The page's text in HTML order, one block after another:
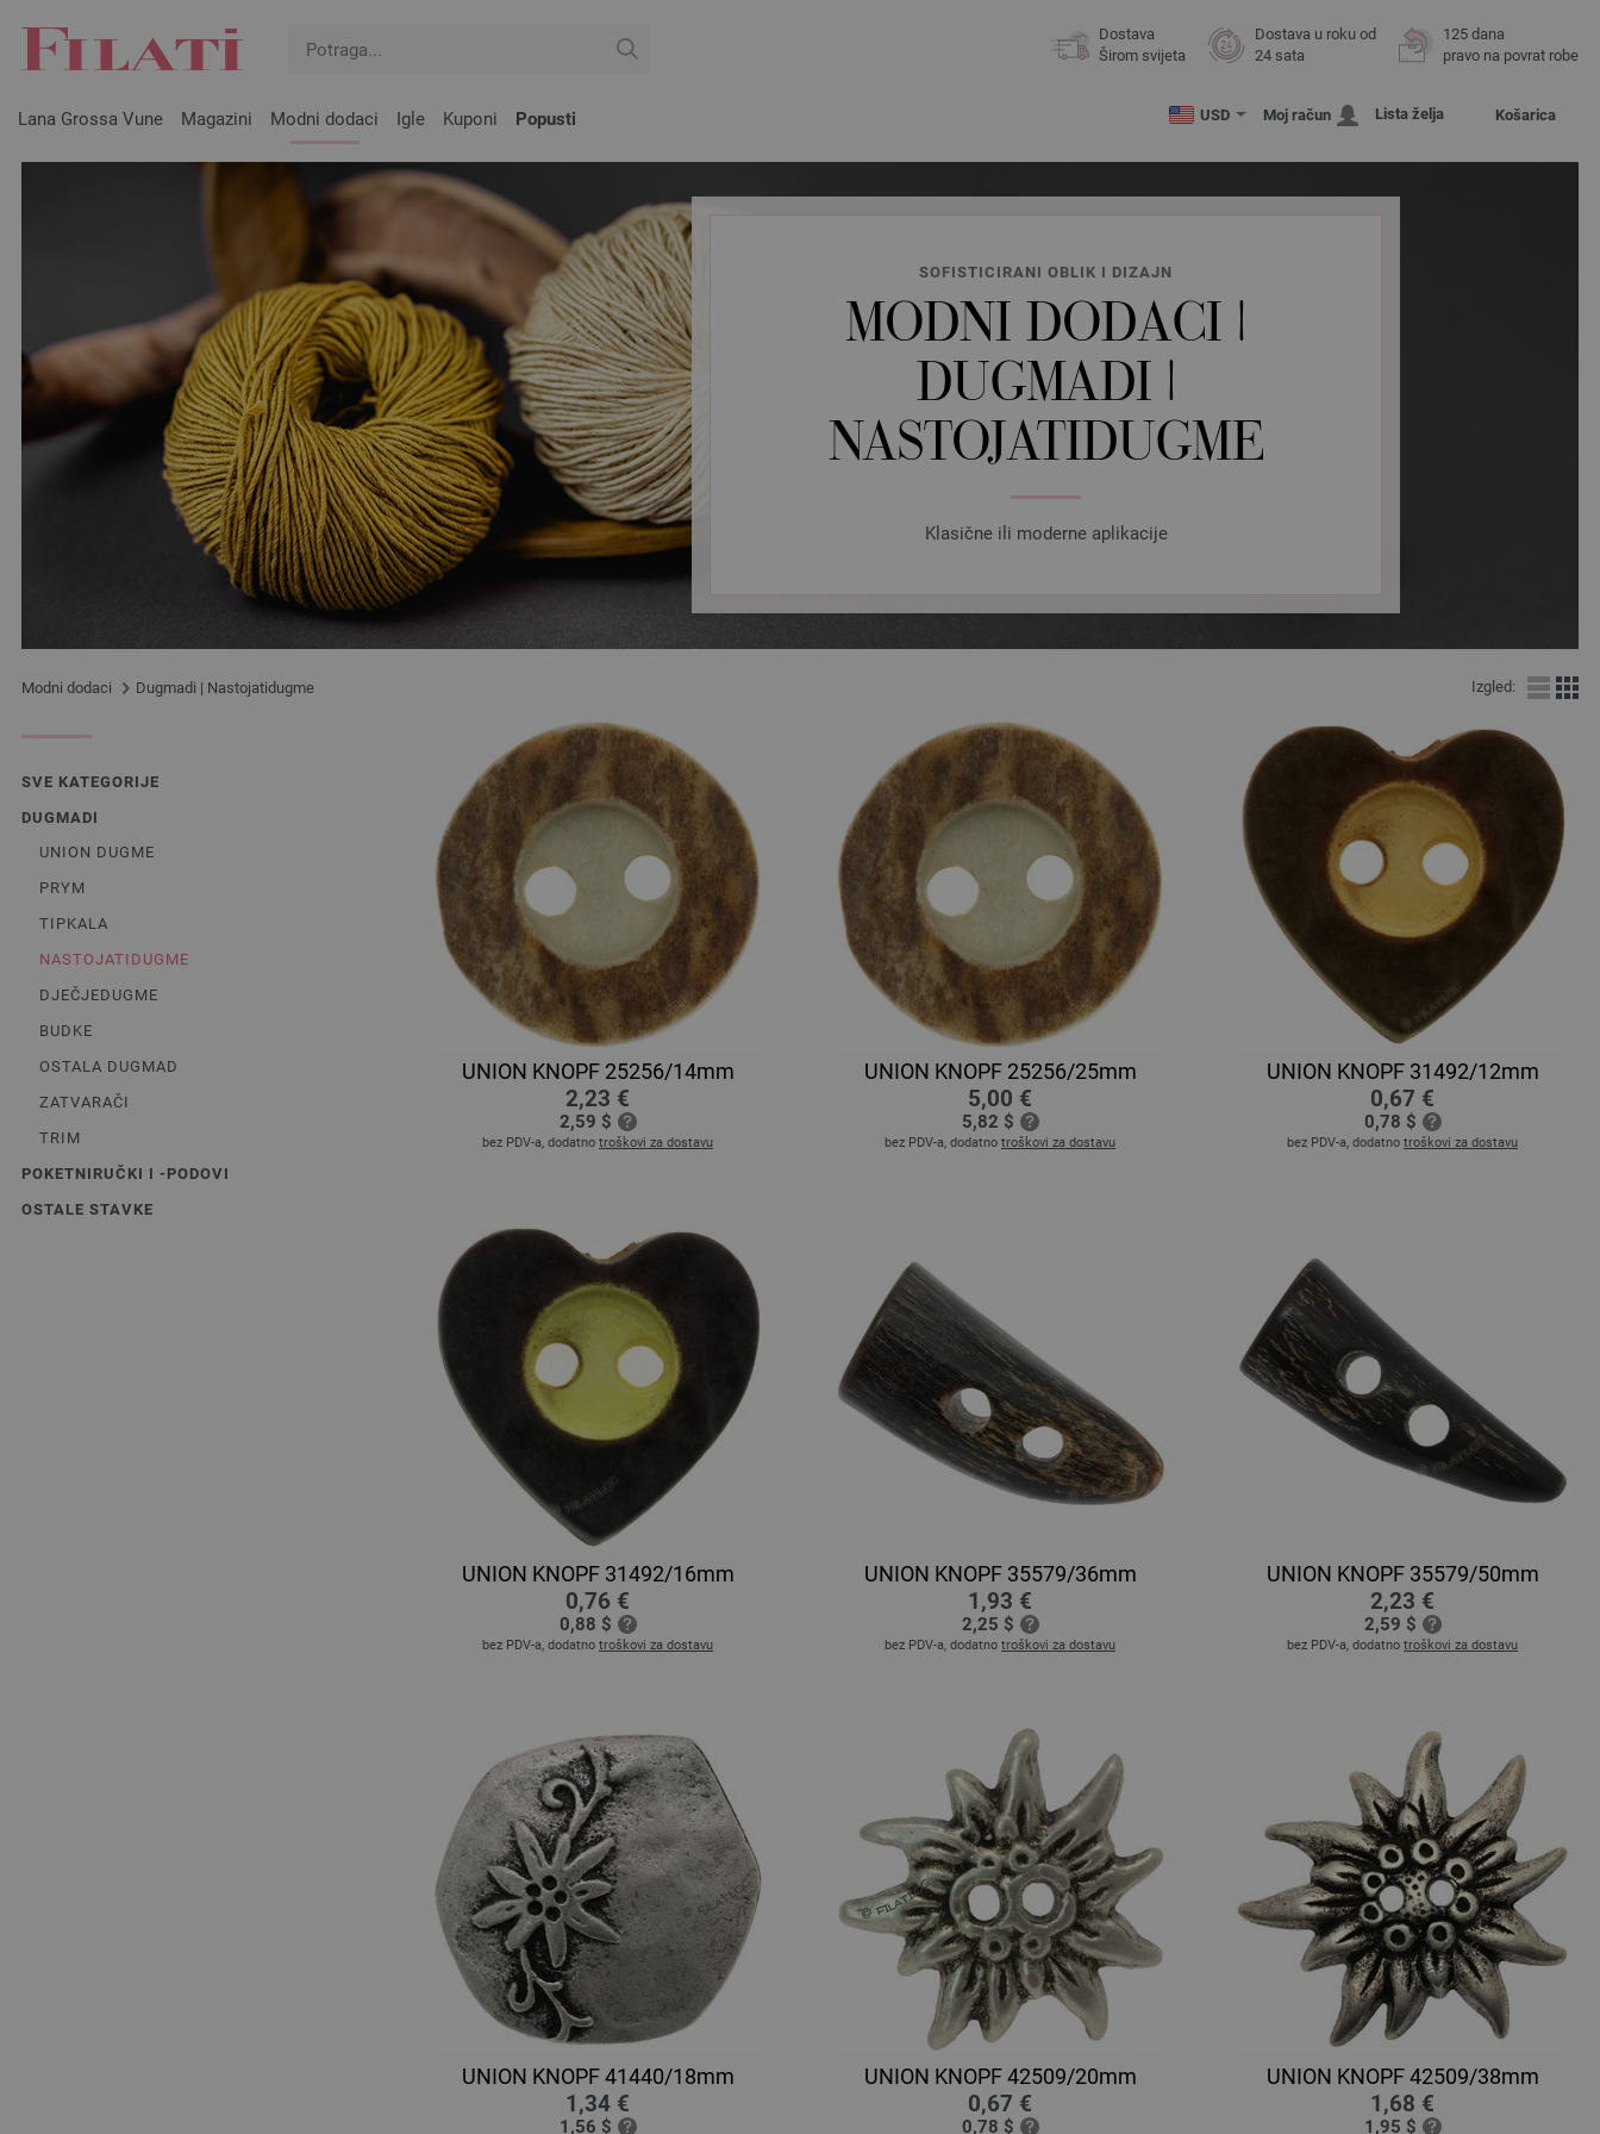
Dostava
Širom svijeta
Dostava u roku od
24 sata
125 dana
pravo na povrat robe
Lana Grossa Vune Magazini Modni dodaci Igle Kuponi Popusti USD Moj račun Lista želja Košarica
SOFISTICIRANI OBLIK I DIZAJN
MODNI DODACI |
DUGMADI |
NASTOJATIDUGME
Klasične ili moderne aplikacije
Modni dodaci Dugmadi | Nastojatidugme Izgled:
SVE KATEGORIJE
DUGMADI
UNION DUGME
PRYM
TIPKALA
NASTOJATIDUGME
DJEČJEDUGME
BUDKE
OSTALA DUGMAD
ZATVARAČI
TRIM
POKETNIRUČKI I -PODOVI
OSTALE STAVKE
UNION KNOPF 25256/14mm
2,23 €
2,59 $
bez PDV-a, dodatno troškovi za dostavu
UNION KNOPF 25256/25mm
5,00 €
5,82 $
bez PDV-a, dodatno troškovi za dostavu
UNION KNOPF 31492/12mm
0,67 €
0,78 $
bez PDV-a, dodatno troškovi za dostavu
UNION KNOPF 31492/16mm
0,76 €
0,88 $
bez PDV-a, dodatno troškovi za dostavu
UNION KNOPF 35579/36mm
1,93 €
2,25 $
bez PDV-a, dodatno troškovi za dostavu
UNION KNOPF 35579/50mm
2,23 €
2,59 $
bez PDV-a, dodatno troškovi za dostavu
UNION KNOPF 41440/18mm
1,34 €
1,56 $
UNION KNOPF 42509/20mm
0,67 €
0,78 $
UNION KNOPF 42509/38mm
1,68 €
1,95 $